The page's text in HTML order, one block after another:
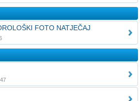
FOTO NATJEČAJ